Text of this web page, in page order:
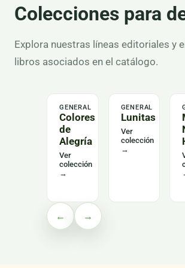
Colecciones para
Explora nuestras líneas editoriales y
libros asociados en el catálogo.
GENERAL
Colores
de
Alegría
Ver
colección
→
GENERAL
Lunitas
Ver
colección
→
← →